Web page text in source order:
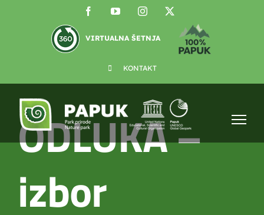
FacebookYouTubeInstagram
VIRTUALNA ŠETNJA
KONTAKT
ODLUKA –
izbor